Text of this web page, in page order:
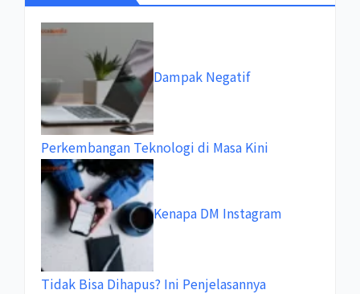
Dampak Negatif
Perkembangan Teknologi di Masa Kini
Kenapa DM Instagram
Tidak Bisa Dihapus? Ini Penjelasannya